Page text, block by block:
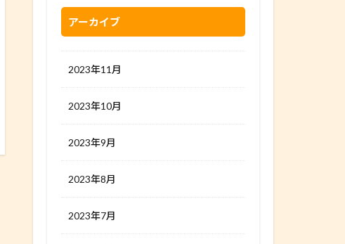
アーカイブ
2023年11月
2023年10月
2023年9月
2023年8月
2023年7月